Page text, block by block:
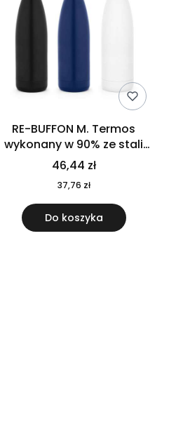
RE-BUFFON M. Termos
wykonany w 90% ze stali
nierdzewnej pochodzącej z
recyklingu 520 ml 94294
46,44 zł
37,76 zł
Do koszyka